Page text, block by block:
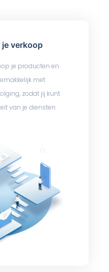
verkoop
je producten en
met
zodat jij kunt
van je diensten.